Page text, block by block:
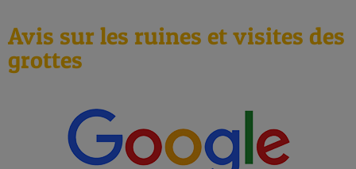
Avis sur les ruines et visites des
grottes